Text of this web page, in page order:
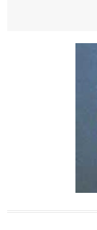
مؤلفات هي:
في جروح الرأس.
في البحر ويتركب
الحمرة وهو